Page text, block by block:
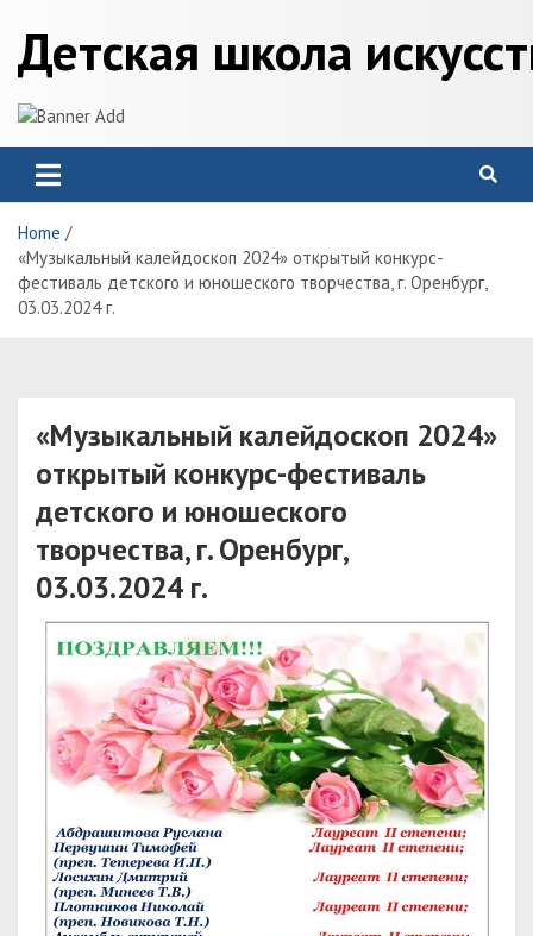
content
Детская школа
Home
«Музыкальный калейдоскоп 2024» открытый конкурс-
фестиваль детского и юношеского творчества, г. Оренбург,
03.03.2024 г.
«Музыкальный калейдоскоп 2024»
открытый конкурс-фестиваль
детского и юношеского
творчества, г. Оренбург,
03.03.2024 г.